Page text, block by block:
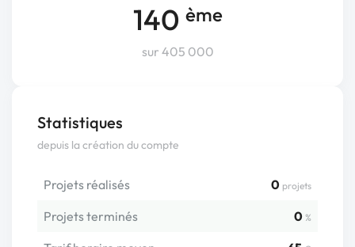
140 ème
sur 405 000
Statistiques
depuis la création du compte
Projets réalisés 0 projets
Projets terminés 0 %